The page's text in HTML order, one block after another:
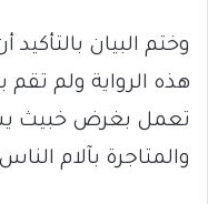
وختم البيان
هذه الرواية ولم
تعمل بغرض خبيث
والمتاجرة بآلام